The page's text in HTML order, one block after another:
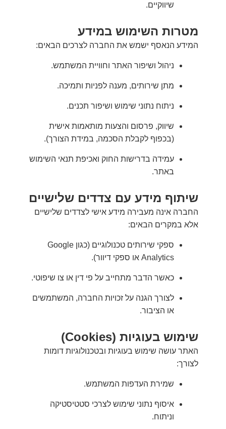
שיווקיים.
מטרות השימוש במידע
המידע הנאסף ישמש את החברה לצרכים הבאים:
ניהול ושיפור האתר וחוויית המשתמש.
מתן שירותים, מענה לפניות ותמיכה.
ניתוח נתוני שימוש ושיפור תכנים.
שיווק, פרסום והצעות מותאמות אישית
(בכפוף לקבלת הסכמה, במידת הצורך).
עמידה בדרישות החוק ואכיפת תנאי השימוש
באתר.
שיתוף מידע עם צדדים שלישיים
החברה אינה מעבירה מידע אישי לצדדים שלישיים
אלא במקרים הבאים:
ספקי שירותים טכנולוגיים (כגון Google
Analytics או ספקי דיוור).
כאשר הדבר מתחייב על פי דין או צו שיפוטי.
לצורך הגנה על זכויות החברה, המשתמשים
או הציבור.
שימוש בעוגיות (Cookies)
האתר עושה שימוש בעוגיות ובטכנולוגיות דומות
לצורך:
שמירת העדפות המשתמש.
איסוף נתוני שימוש לצרכי סטטיסטיקה
וניתוח.